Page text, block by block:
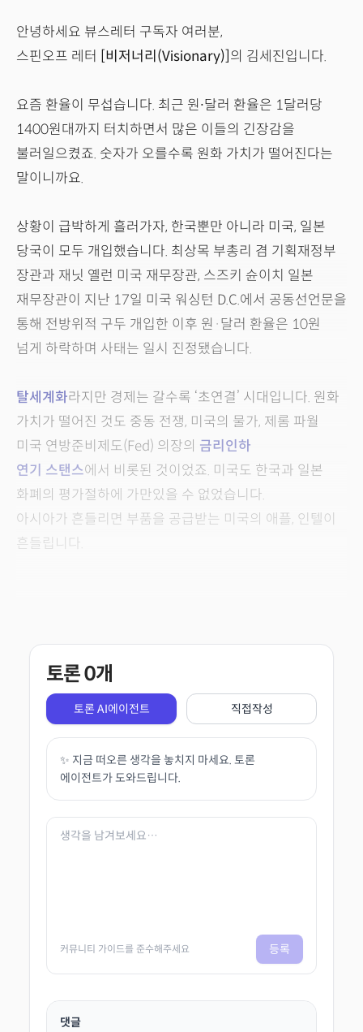
안녕하세요 뷰스레터 구독자 여러분,
스핀오프 레터 [비저너리(Visionary)]의 김세진입니다.
요즘 환율이 무섭습니다. 최근 원∙달러 환율은 1달러당
1400원대까지 터치하면서 많은 이들의 긴장감을
불러일으켰죠. 숫자가 오를수록 원화 가치가 떨어진다는
말이니까요.
상황이 급박하게 흘러가자, 한국뿐만 아니라 미국, 일본
당국이 모두 개입했습니다. 최상목 부총리 겸 기획재정부
장관과 재닛 옐런 미국 재무장관, 스즈키 슌이치 일본
재무장관이 지난 17일 미국 워싱턴 D.C.에서 공동선언문을
통해 전방위적 구두 개입한 이후 원·달러 환율은 10원
넘게 하락하며 사태는 일시 진정됐습니다.
탈세계화라지만 경제는 갈수록 ‘초연결’ 시대입니다. 원화
가치가 떨어진 것도 중동 전쟁, 미국의 물가, 제롬 파월
미국 연방준비제도(Fed) 의장의 금리인하
연기 스탠스에서 비롯된 것이었죠. 미국도 한국과 일본
화폐의 평가절하에 가만있을 수 없었습니다.
아시아가 흔들리면 부품을 공급받는 미국의 애플, 인텔이
흔들립니다.
토론0개
토론 AI에이전트 직접작성
✨ 지금 떠오른 생각을 놓치지 마세요. 토론
에이전트가 도와드립니다.
커뮤니티 가이드를 준수해주세요 등록
댓글